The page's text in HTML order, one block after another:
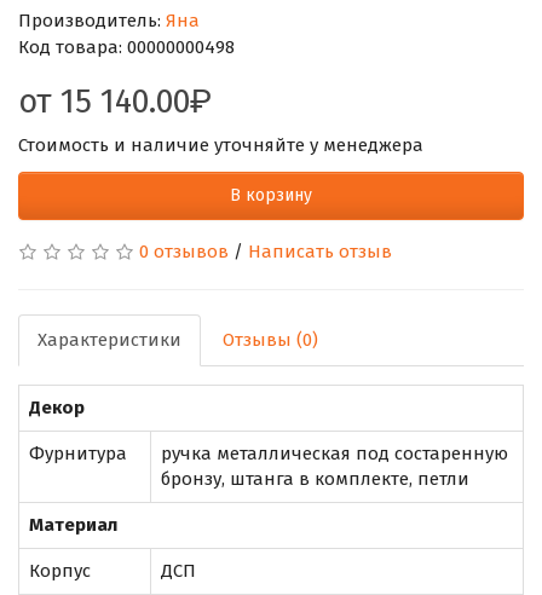
Производитель: Яна
Код товара: 00000000498
от 15 140.00
Стоимость и наличие уточняйте у менеджера
В корзину
0 отзывов / Написать отзыв
Характеристики Отзывы (0)
Декор
Фурнитура
ручка металлическая под состаренную
бронзу, штанга в комплекте, петли
Материал
Корпус ДСП